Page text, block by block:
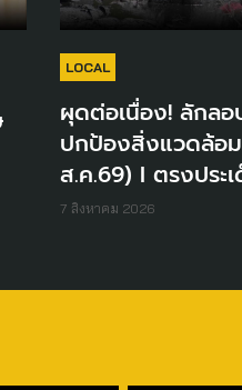
LOCAL
ผุดต่อเนื่อง! ลักล
ปกป้องสิ่งแวดล้อ
ส.ค.69) I ตรงประ
7 สิงหาคม 2026